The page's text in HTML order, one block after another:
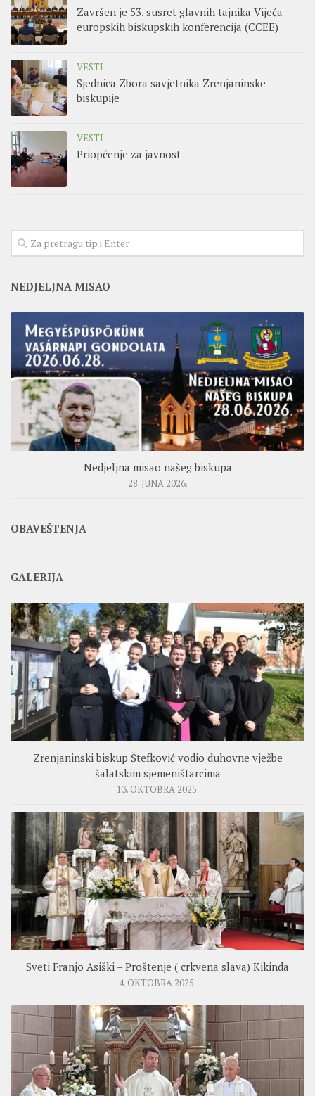
Završen je 53. susret glavnih tajnika Vijeća
europskih biskupskih konferencija (CCEE)
VESTI
Sjednica Zbora savjetnika Zrenjaninske
biskupije
VESTI
Priopćenje za javnost
NEDJELJNA MISAO
Nedjeljna misao našeg biskupa
28. JUNA 2026.
OBAVEŠTENJA
GALERIJA
Zrenjaninski biskup Štefković vodio duhovne vježbe
šalatskim sjemeništarcima
13. OKTOBRA 2025.
Sveti Franjo Asiški – Proštenje ( crkvena slava) Kikinda
4. OKTOBRA 2025.